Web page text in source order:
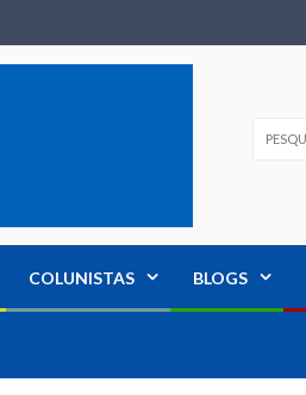
COLUNISTAS BLOGS